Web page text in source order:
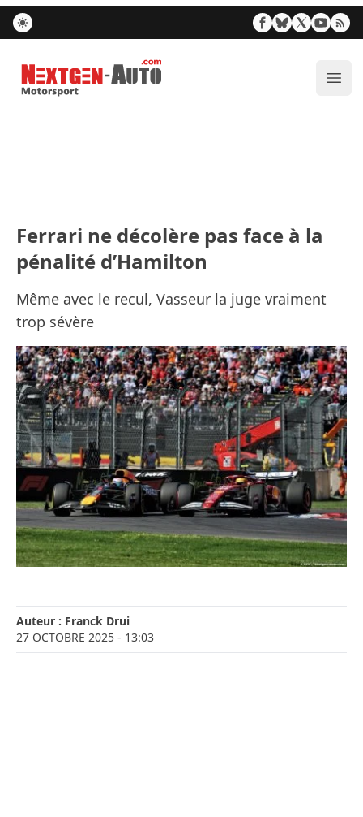
Nextgen-Auto.com
Ferrari ne décolère pas face à la
pénalité d’Hamilton
Même avec le recul, Vasseur la juge vraiment
trop sévère
Auteur : Franck Drui
27 OCTOBRE 2025 - 13:03